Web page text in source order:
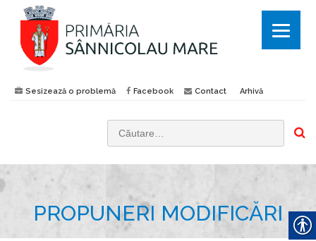
Sesizează o problemă Facebook Contact Arhivă
PROPUNERI MODIFICĂRI